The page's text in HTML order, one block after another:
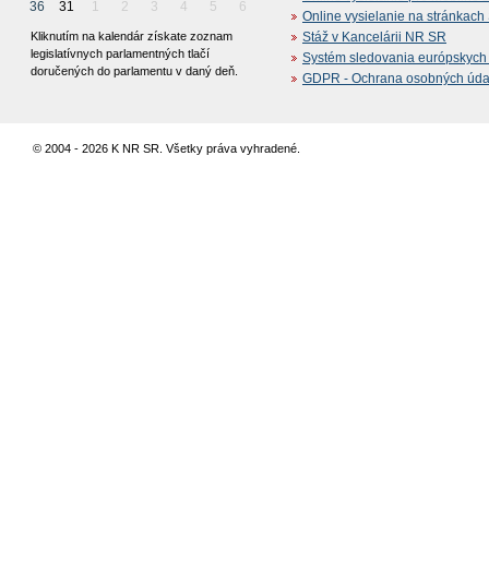
36
31 1 2 3 4 5 6
Kliknutím na kalendár získate zoznam
legislatívnych parlamentných tlačí
doručených do parlamentu v daný deň.
Online vysielanie na stránkach
Stáž v Kancelárii NR SR
Systém sledovania
GDPR - Ochrana osobných
© 2004 - 2026 K NR SR. Všetky práva vyhradené.